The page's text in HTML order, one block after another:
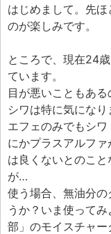
ご購入履歴
ご紹介(アフェリエ
エフェ研究所につい
お問い合わせフォー
はじめまして。先
のが楽しみです。
ところで、現在24
ています。
目が悪いこともあ
シワは特に気になり
エフェのみでもシ
にかプラスアルフ
は良くないとのこ
が…
使う場合、無油分
うか？いま使って
部」のモイスチャー